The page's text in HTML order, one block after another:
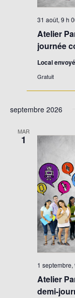
Atelier
journée
31 août, 9 h
Local
Gratuit
septembre 2026
MAR
1
Atelier
demi-
1 septembre,